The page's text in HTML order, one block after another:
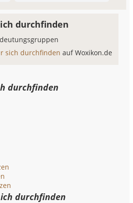
durchfinden
sich durchfindenauf Woxikon.de
durchfinden
durchfinden